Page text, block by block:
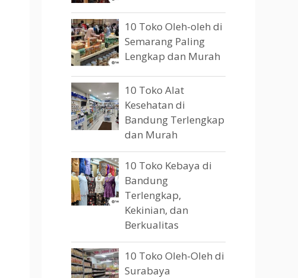
10 Toko Oleh-oleh di
Semarang Paling
Lengkap dan Murah
10 Toko Alat
Kesehatan di
Bandung Terlengkap
dan Murah
10 Toko Kebaya di
Bandung
Terlengkap,
Kekinian, dan
Berkualitas
10 Toko Oleh-Oleh di
Surabaya